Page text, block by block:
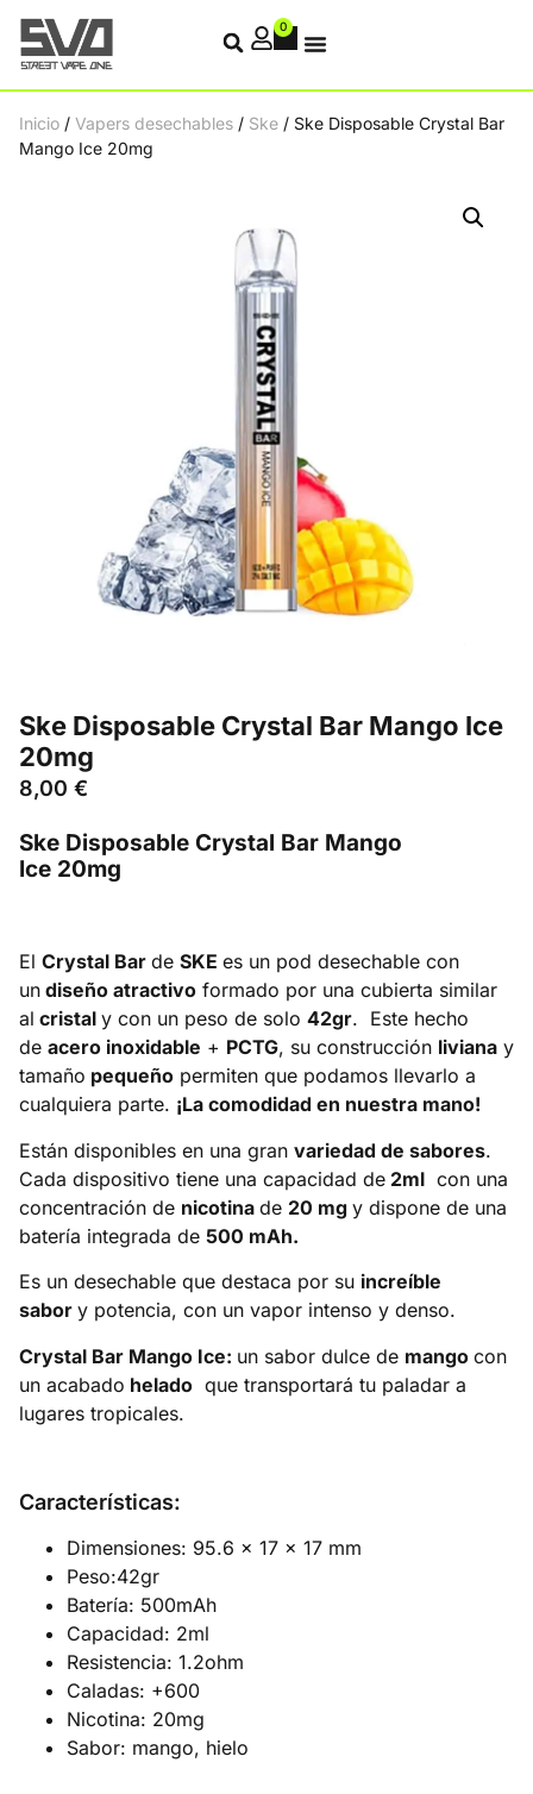
0
Inicio / Vapers desechables / Ske / Ske Disposable Crystal Bar
Mango Ice 20mg
Ske Disposable Crystal Bar Mango Ice
20mg
8,00 €
Ske Disposable Crystal Bar Mango
Ice 20mg
El Crystal Bar de SKE es un pod desechable con
un diseño atractivo formado por una cubierta similar
al cristal y con un peso de solo 42gr. Este hecho
de acero inoxidable + PCTG, su construcción liviana y
tamaño pequeño permiten que podamos llevarlo a
cualquiera parte. ¡La comodidad en nuestra mano!
Están disponibles en una gran variedad de sabores.
Cada dispositivo tiene una capacidad de 2ml con una
concentración de nicotina de 20 mg y dispone de una
batería integrada de 500 mAh.
Es un desechable que destaca por su increíble
sabor y potencia, con un vapor intenso y denso.
Crystal Bar Mango Ice: un sabor dulce de mango con
un acabado helado que transportará tu paladar a
lugares tropicales.
Características:
Dimensiones: 95.6 x 17 x 17 mm
Peso:42gr
Batería: 500mAh
Capacidad: 2ml
Resistencia: 1.2ohm
Caladas: +600
Nicotina: 20mg
Sabor: mango, hielo